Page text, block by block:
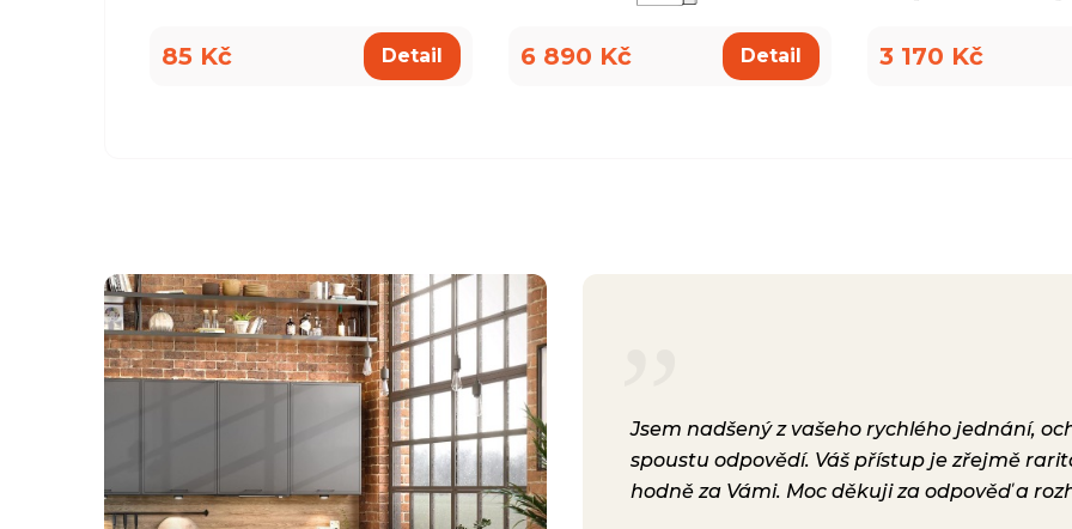
85 Kč Detail 6 890 Kč Detail 3 170 Kč
deseti. Kuchyň je krásná a kvalitní. Ochotný personál,
mi pomohla se vším a komunikovala ihned, bez prodlení.
které jsme postupně upravovaly, stejně tak mi poslala i
pracovních desek a korpusů skříní. Montéři u nás strávili
Jsem nadšený z vašeho rychlého jednání,
spoustu odpovědí. Váš přístup je zřejmě
hodně za Vámi. Moc děkuji za odpověď a